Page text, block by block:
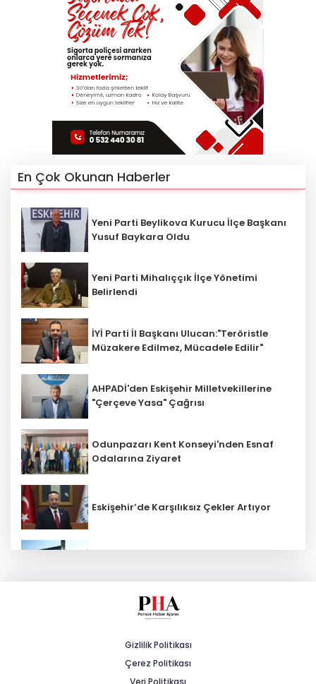
En Çok Okunan Haberler
Yeni Parti Beylikova Kurucu İlçe Başkanı
Yusuf Baykara Oldu
Yeni Parti Mihalıççık İlçe Yönetimi
Belirlendi
İYİ Parti İl Başkanı Ulucan:"Teröristle
Müzakere Edilmez, Mücadele Edilir"
AHPADİ'den Eskişehir Milletvekillerine
"Çerçeve Yasa" Çağrısı
Odunpazarı Kent Konseyi'nden Esnaf
Odalarına Ziyaret
Eskişehir’de Karşılıksız Çekler Artıyor
MHP'li Cengiz: "Yalnızca Ağaçlar Değil,
Tarihi Yürüyüş Yolları Mihalıççık’ta
Devam Etti
Gizlilik Politikası
Çerez Politikası
Veri Politikası